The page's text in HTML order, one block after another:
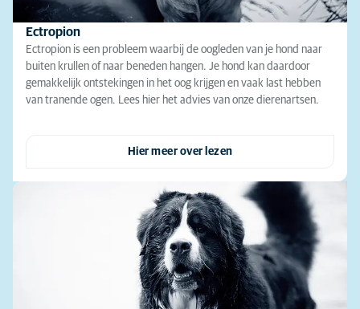
Ectropion
Ectropion is een probleem waarbij de oogleden van je hond naar
buiten krullen of naar beneden hangen. Je hond kan daardoor
gemakkelijk ontstekingen in het oog krijgen en vaak last hebben
van tranende ogen. Lees hier het advies van onze dierenartsen.
Hier meer over lezen